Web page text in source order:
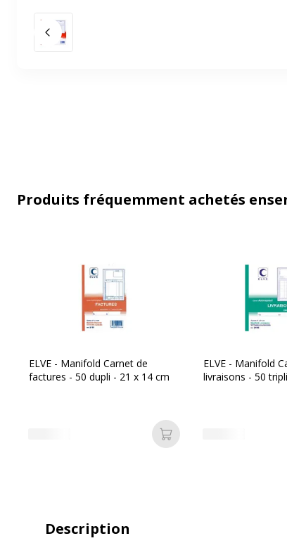
Slide précédent
Produits fréquemment achetés
ELVE - Manifold Carnet de
factures - 50 dupli - 21 x 14 cm
Ajouter au panier
ELVE - Manifold
livraisons - 50
Description